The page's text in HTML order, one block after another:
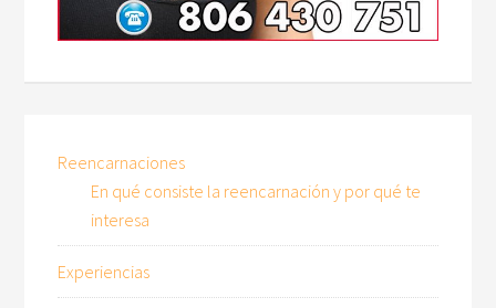
Reencarnaciones
En qué consiste la reencarnación y por qué te
interesa
Experiencias